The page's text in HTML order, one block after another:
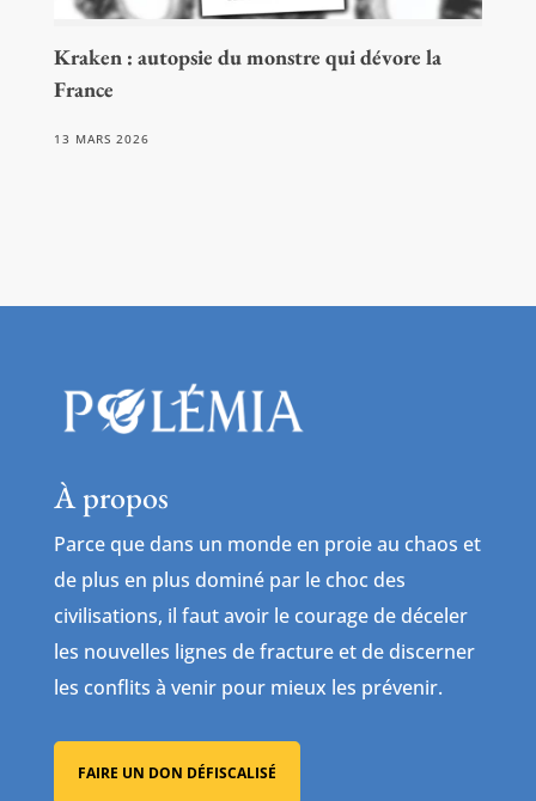
Kraken : autopsie du monstre qui dévore la
France
13 MARS 2026
À propos
Parce que dans un monde en proie au chaos et
de plus en plus dominé par le choc des
civilisations, il faut avoir le courage de déceler
les nouvelles lignes de fracture et de discerner
les conflits à venir pour mieux les prévenir.
FAIRE UN DON DÉFISCALISÉ